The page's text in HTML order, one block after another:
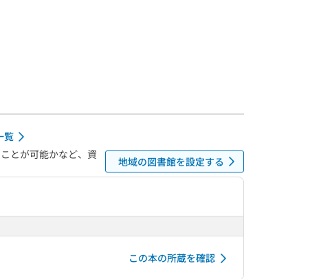
覧
とが可能かなど、資
地域の図書館を設定する
この本の所蔵を確認